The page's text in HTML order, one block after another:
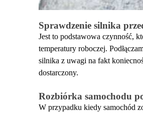
Sprawdzenie silnika
Jest to podstawowa czynność,
temperatury roboczej.
silnika z uwagi na fakt
dostarczony.
Rozbiórka samochodu
W przypadku kiedy samochód